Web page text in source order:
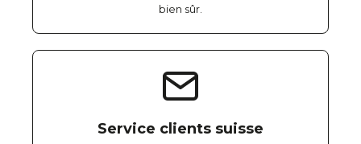
bien sûr.
Service clients suisse